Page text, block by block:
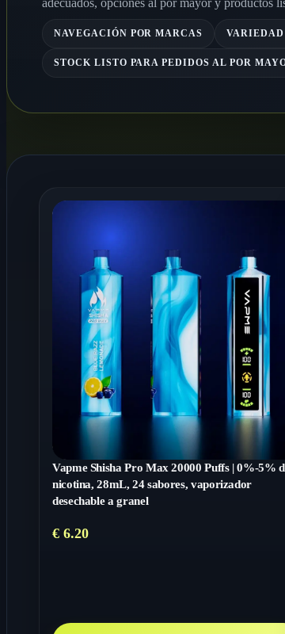
NAVEGACIÓN POR MARCAS
STOCK LISTO PARA PEDIDOS AL POR
Vapme Shisha Pro Max 20000 Puffs | 0%-5%
nicotina, 28mL, 24 sabores, vaporizador
desechable a granel
€ 6.20